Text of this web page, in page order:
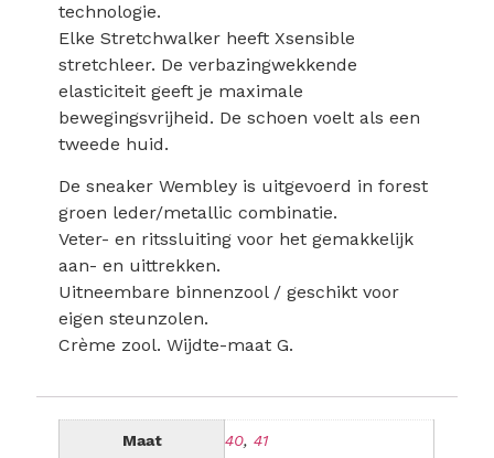
technologie.
Elke Stretchwalker heeft Xsensible
stretchleer. De verbazingwekkende
elasticiteit geeft je maximale
bewegingsvrijheid. De schoen voelt als een
tweede huid.
De sneaker Wembley is uitgevoerd in forest
groen leder/metallic combinatie.
Veter- en ritssluiting voor het gemakkelijk
aan- en uittrekken.
Uitneembare binnenzool / geschikt voor
eigen steunzolen.
Crème zool. Wijdte-maat G.
Maat 40,41